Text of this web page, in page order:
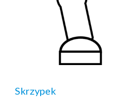
Skrzypek